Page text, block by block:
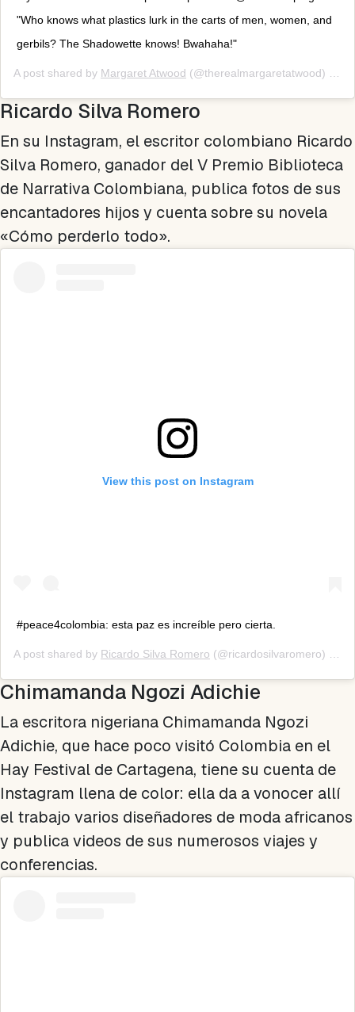
"Who knows what plastics lurk in the carts of men, women, and
gerbils? The Shadowette knows! Bwahaha!"
A post shared by Margaret Atwood (@therealmargaretatwood) on
Ricardo Silva Romero
En su Instagram, el escritor colombiano Ricardo
Silva Romero, ganador del V Premio Biblioteca
de Narrativa Colombiana, publica fotos de sus
encantadores hijos y cuenta sobre su novela
«Cómo perderlo todo».
View this post on Instagram
#peace4colombia: esta paz es increíble pero cierta.
A post shared by Ricardo Silva Romero (@ricardosilvaromero) on
Chimamanda Ngozi Adichie
La escritora nigeriana Chimamanda Ngozi
Adichie, que hace poco visitó Colombia en el
Hay Festival de Cartagena, tiene su cuenta de
Instagram llena de color: ella da a vonocer allí
el trabajo varios diseñadores de moda africanos
y publica videos de sus numerosos viajes y
conferencias.